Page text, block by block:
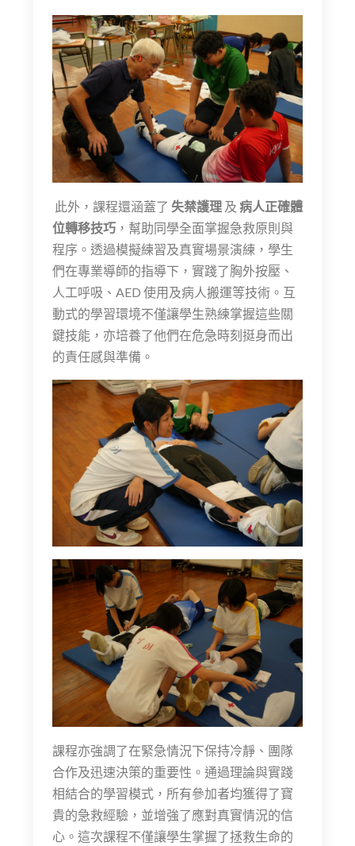
此外，課程還涵蓋了 失禁護理 及 病人正確體
位轉移技巧 ，幫助同學全面掌握急救原則與
程序。透過模擬練習及真實場景演練，學生
們在專業導師的指導下，實踐了胸外按壓、
人工呼吸、 AED 使用及病人搬運等技術。互
動式的學習環境不僅讓學生熟練掌握這些關
鍵技能，亦培養了他們在危急時刻挺身而出
的責任感與準備。
課程亦強調了在緊急情況下保持冷靜、團隊
合作及迅速決策的重要性。通過理論與實踐
相結合的學習模式，所有參加者均獲得了寶
貴的急救經驗，並增強了應對真實情況的信
心。這次課程不僅讓學生掌握了拯救生命的